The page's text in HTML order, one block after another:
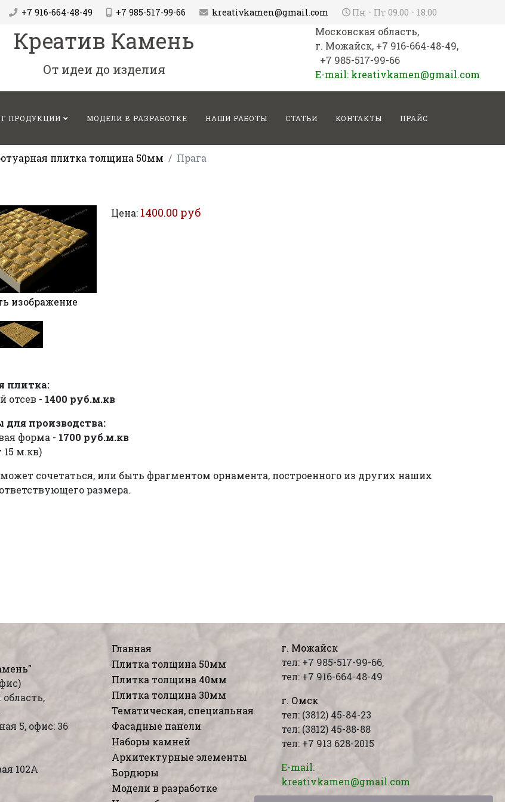
+7 916-664-48-49 +7 985-517-99-66 kreativkamen@gmail.com Пн - Пт 09.00 - 18.00
Креатив Камень
От идеи до изделия
Московская область,
г. Можайск, +7 916-664-48-49,
+7 985-517-99-66
E-mail: kreativkamen@gmail.com
ПРОДУКЦИИ МОДЕЛИ В РАЗРАБОТКЕ НАШИ РАБОТЫ СТАТЬИ КОНТАКТЫ ПРАЙС
плитка толщина 50мм Прага
изображение
Цена: 1400.00 руб
плитка:
отсев - 1400 руб.м.кв
производства:
форма - 1700 руб.м.кв
15 м.кв)
сочетаться, или быть фрагментом орнамента, построенного из других наших
размера.
5, офис: 36
102А
Главная
Плитка толщина 50мм
Плитка толщина 40мм
Плитка толщина 30мм
Тематическая, специальная
Фасадные панели
Наборы камней
Архитектурные элементы
Бордюры
Модели в разработке
г. Можайск
тел: +7 985-517-99-66,
тел: +7 916-664-48-49
г. Омск
тел: (3812) 45-84-23
тел: (3812) 45-88-88
тел: +7 913 628-2015
E-mail:
kreativkamen@gmail.com